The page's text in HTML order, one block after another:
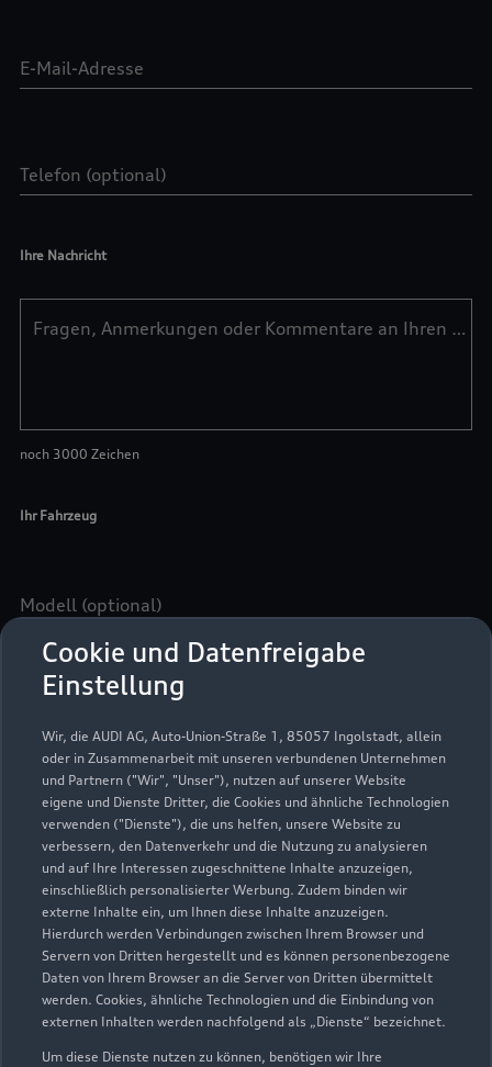
Cookie und Datenfreigabe
Einstellung
Wir, die AUDI AG, Auto-Union-Straße 1, 85057 Ingolstadt, allein
oder in Zusammenarbeit mit unseren verbundenen Unternehmen
und Partnern ("Wir", "Unser"), nutzen auf unserer Website
eigene und Dienste Dritter, die Cookies und ähnliche Technologien
verwenden ("Dienste"), die uns helfen, unsere Website zu
verbessern, den Datenverkehr und die Nutzung zu analysieren
und auf Ihre Interessen zugeschnittene Inhalte anzuzeigen,
einschließlich personalisierter Werbung. Zudem binden wir
externe Inhalte ein, um Ihnen diese Inhalte anzuzeigen.
Hierdurch werden Verbindungen zwischen Ihrem Browser und
Servern von Dritten hergestellt und es können personenbezogene
Daten von Ihrem Browser an die Server von Dritten übermittelt
werden. Cookies, ähnliche Technologien und die Einbindung von
externen Inhalten werden nachfolgend als „Dienste“ bezeichnet.
Um diese Dienste nutzen zu können, benötigen wir Ihre